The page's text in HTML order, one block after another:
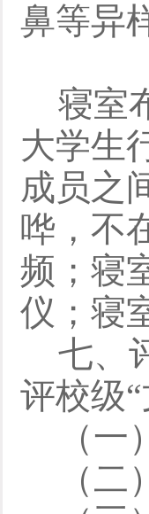
鼻等异
寝室
大学生
成员之
哗，不
频；寝
仪；寝
七、
评校级
（一
（二